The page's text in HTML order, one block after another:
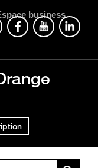
business